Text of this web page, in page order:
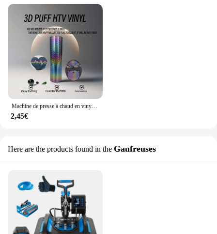
Machine de presse à chaud en vinyle pour t-shirt, transfert de chaleur bouffante 3D, fer sur impression HTV
2,45€
Here are the products found in the Gaufreuses